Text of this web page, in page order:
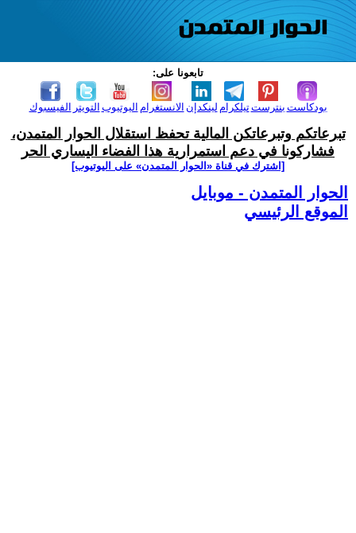
تابعونا على:
الفيسبوك التويتر اليوتيوب الانستغرام لينكدإن تيلكرامبنترست بودكاست
تبرعاتكم وتبرعاتكن المالية تحفظ استقلال الحوار المتمدن،
فشاركونا في دعم استمرارية هذا الفضاء اليساري الحر
[اشترك في قناة ‫«الحوار المتمدن» على اليوتيوب]
الحوار المتمدن - موبايل
الموقع الرئيسي